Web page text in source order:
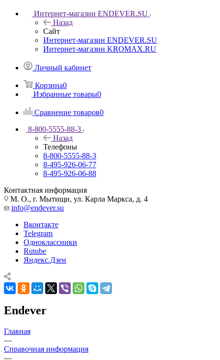
Интернет-магазин ENDEVER.SU
Назад
Сайт
Интернет-магазин ENDEVER.SU
Интернет-магазин KROMAX.RU
Личный кабинет
Корзина0
Избранные товары0
Сравнение товаров0
8-800-5555-88-3
Назад
Телефоны
8-800-5555-88-3
8-495-926-06-77
8-495-926-06-88
Контактная информация
М. О., г. Мытищи, ул. Карла Маркса, д. 4
info@endever.su
Вконтакте
Telegram
Одноклассники
Rutube
Яндекс.Дзен
Endever
Главная
—
Справочная информация
—